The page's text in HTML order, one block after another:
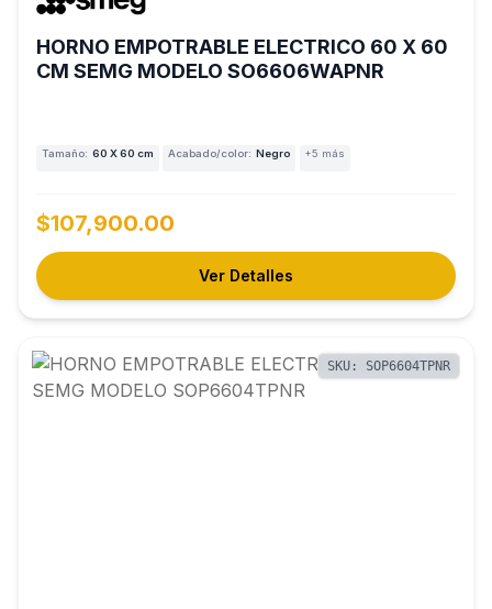
HORNO EMPOTRABLE ELECTRICO 60 X 60
CM SEMG MODELO SO6606WAPNR
Tamaño: 60 X 60 cm Acabado/color: Negro +5 más
$107,900.00
Ver Detalles
SKU: SOP6604TPNR